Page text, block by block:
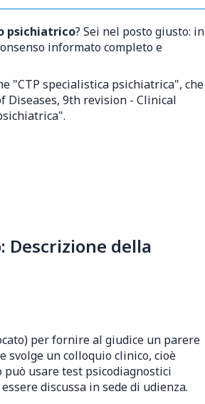
psichiatrico? Sei nel posto giusto: in
informato completo e
"CTP specialistica psichiatrica", che
Diseases, 9th revision - Clinical
della
per fornire al giudice un parere
un colloquio clinico, cioè
usare test psicodiagnostici
discussa in sede di udienza.